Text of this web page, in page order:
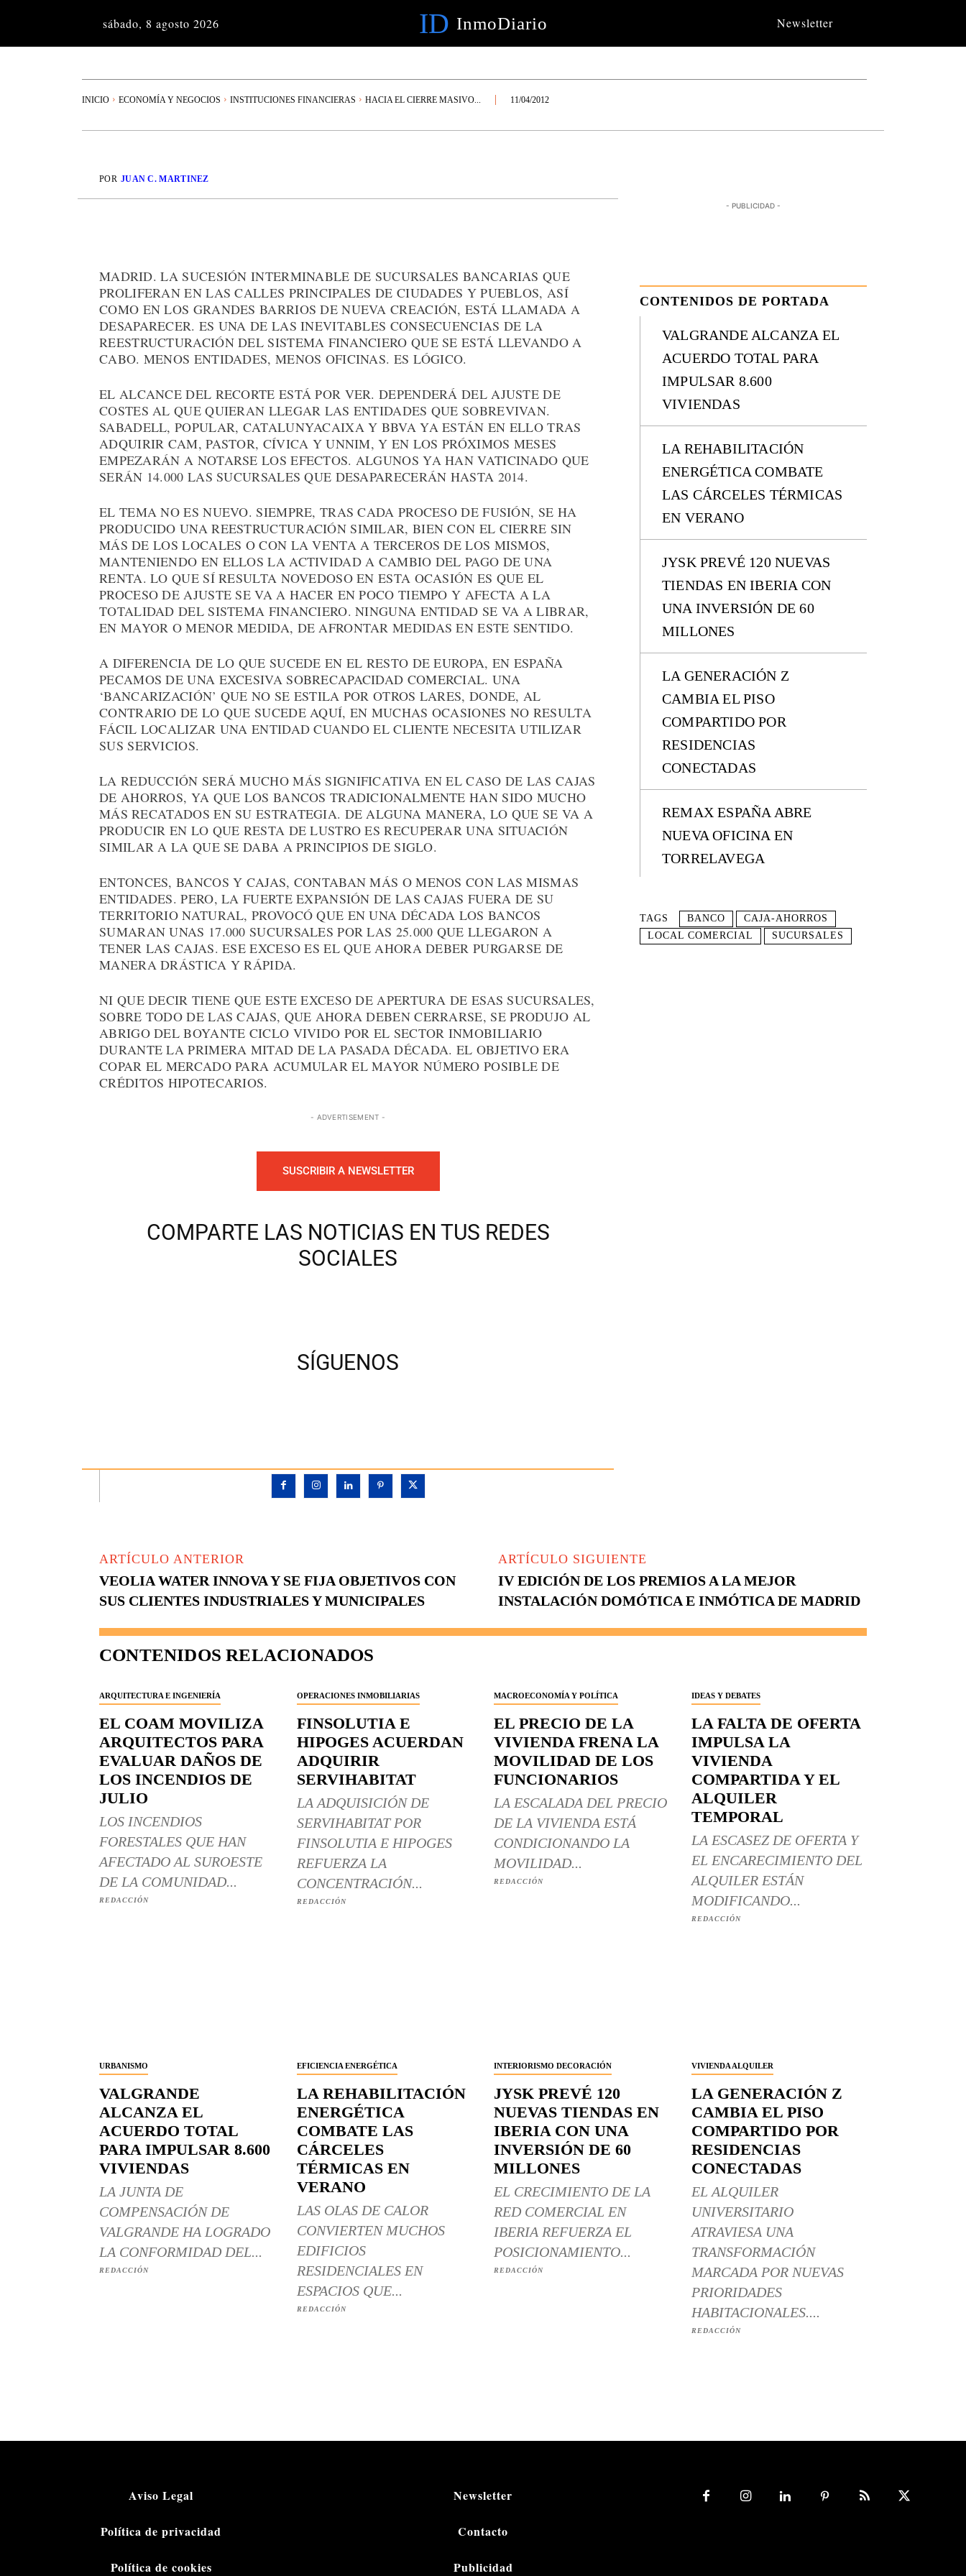
sábado, 8 agosto 2026 ID InmoDiario Newsletter
INICIO ECONOMÍA Y NEGOCIOS INSTITUCIONES FINANCIERAS HACIA EL CIERRE MASIVO... 11/04/2012
POR JUAN C. MARTINEZ
MADRID. LA SUCESIÓN INTERMINABLE DE SUCURSALES BANCARIAS QUE
PROLIFERAN EN LAS CALLES PRINCIPALES DE CIUDADES Y PUEBLOS, ASÍ
COMO EN LOS GRANDES BARRIOS DE NUEVA CREACIÓN, ESTÁ LLAMADA A
DESAPARECER. ES UNA DE LAS INEVITABLES CONSECUENCIAS DE LA
REESTRUCTURACIÓN DEL SISTEMA FINANCIERO QUE SE ESTÁ LLEVANDO A
CABO. MENOS ENTIDADES, MENOS OFICINAS. ES LÓGICO.
EL ALCANCE DEL RECORTE ESTÁ POR VER. DEPENDERÁ DEL AJUSTE DE
COSTES AL QUE QUIERAN LLEGAR LAS ENTIDADES QUE SOBREVIVAN.
SABADELL, POPULAR, CATALUNYACAIXA Y BBVA YA ESTÁN EN ELLO TRAS
ADQUIRIR CAM, PASTOR, CÍVICA Y UNNIM, Y EN LOS PRÓXIMOS MESES
EMPEZARÁN A NOTARSE LOS EFECTOS. ALGUNOS YA HAN VATICINADO QUE
SERÁN 14.000 LAS SUCURSALES QUE DESAPARECERÁN HASTA 2014.
EL TEMA NO ES NUEVO. SIEMPRE, TRAS CADA PROCESO DE FUSIÓN, SE HA
PRODUCIDO UNA REESTRUCTURACIÓN SIMILAR, BIEN CON EL CIERRE SIN
MÁS DE LOS LOCALES O CON LA VENTA A TERCEROS DE LOS MISMOS,
MANTENIENDO EN ELLOS LA ACTIVIDAD A CAMBIO DEL PAGO DE UNA
RENTA. LO QUE SÍ RESULTA NOVEDOSO EN ESTA OCASIÓN ES QUE EL
PROCESO DE AJUSTE SE VA A HACER EN POCO TIEMPO Y AFECTA A LA
TOTALIDAD DEL SISTEMA FINANCIERO. NINGUNA ENTIDAD SE VA A LIBRAR,
EN MAYOR O MENOR MEDIDA, DE AFRONTAR MEDIDAS EN ESTE SENTIDO.
A DIFERENCIA DE LO QUE SUCEDE EN EL RESTO DE EUROPA, EN ESPAÑA
PECAMOS DE UNA EXCESIVA SOBRECAPACIDAD COMERCIAL. UNA
‘BANCARIZACIÓN’ QUE NO SE ESTILA POR OTROS LARES, DONDE, AL
CONTRARIO DE LO QUE SUCEDE AQUÍ, EN MUCHAS OCASIONES NO RESULTA
FÁCIL LOCALIZAR UNA ENTIDAD CUANDO EL CLIENTE NECESITA UTILIZAR
SUS SERVICIOS.
LA REDUCCIÓN SERÁ MUCHO MÁS SIGNIFICATIVA EN EL CASO DE LAS CAJAS
DE AHORROS, YA QUE LOS BANCOS TRADICIONALMENTE HAN SIDO MUCHO
MÁS RECATADOS EN SU ESTRATEGIA. DE ALGUNA MANERA, LO QUE SE VA A
PRODUCIR EN LO QUE RESTA DE LUSTRO ES RECUPERAR UNA SITUACIÓN
SIMILAR A LA QUE SE DABA A PRINCIPIOS DE SIGLO.
ENTONCES, BANCOS Y CAJAS, CONTABAN MÁS O MENOS CON LAS MISMAS
ENTIDADES. PERO, LA FUERTE EXPANSIÓN DE LAS CAJAS FUERA DE SU
TERRITORIO NATURAL, PROVOCÓ QUE EN UNA DÉCADA LOS BANCOS
SUMARAN UNAS 17.000 SUCURSALES POR LAS 25.000 QUE LLEGARON A
TENER LAS CAJAS. ESE EXCESO ES EL QUE AHORA DEBER PURGARSE DE
MANERA DRÁSTICA Y RÁPIDA.
NI QUE DECIR TIENE QUE ESTE EXCESO DE APERTURA DE ESAS SUCURSALES,
SOBRE TODO DE LAS CAJAS, QUE AHORA DEBEN CERRARSE, SE PRODUJO AL
ABRIGO DEL BOYANTE CICLO VIVIDO POR EL SECTOR INMOBILIARIO
DURANTE LA PRIMERA MITAD DE LA PASADA DÉCADA. EL OBJETIVO ERA
COPAR EL MERCADO PARA ACUMULAR EL MAYOR NÚMERO POSIBLE DE
CRÉDITOS HIPOTECARIOS.
- ADVERTISEMENT -
SUSCRIBIR A NEWSLETTER
COMPARTE LAS NOTICIAS EN TUS REDES
SOCIALES
SÍGUENOS
- PUBLICIDAD -
CONTENIDOS DE PORTADA
VALGRANDE ALCANZA EL
ACUERDO TOTAL PARA
IMPULSAR 8.600
VIVIENDAS
LA REHABILITACIÓN
ENERGÉTICA COMBATE
LAS CÁRCELES TÉRMICAS
EN VERANO
JYSK PREVÉ 120 NUEVAS
TIENDAS EN IBERIA CON
UNA INVERSIÓN DE 60
MILLONES
LA GENERACIÓN Z
CAMBIA EL PISO
COMPARTIDO POR
RESIDENCIAS
CONECTADAS
REMAX ESPAÑA ABRE
NUEVA OFICINA EN
TORRELAVEGA
TAGS BANCO
CAJA-AHORROS
LOCAL COMERCIAL
SUCURSALES
ARTÍCULO ANTERIOR
VEOLIA WATER INNOVA Y SE FIJA OBJETIVOS CON
SUS CLIENTES INDUSTRIALES Y MUNICIPALES
ARTÍCULO SIGUIENTE
IV EDICIÓN DE LOS PREMIOS A LA MEJOR
INSTALACIÓN DOMÓTICA E INMÓTICA DE MADRID
CONTENIDOS RELACIONADOS
ARQUITECTURA E INGENIERÍA
EL COAM MOVILIZA
ARQUITECTOS PARA
EVALUAR DAÑOS DE
LOS INCENDIOS DE
JULIO
LOS INCENDIOS
FORESTALES QUE HAN
AFECTADO AL SUROESTE
DE LA COMUNIDAD...
REDACCIÓN
OPERACIONES INMOBILIARIAS
FINSOLUTIA E
HIPOGES ACUERDAN
ADQUIRIR
SERVIHABITAT
LA ADQUISICIÓN DE
SERVIHABITAT POR
FINSOLUTIA E HIPOGES
REFUERZA LA
CONCENTRACIÓN...
REDACCIÓN
MACROECONOMÍA Y POLÍTICA
EL PRECIO DE LA
VIVIENDA FRENA LA
MOVILIDAD DE LOS
FUNCIONARIOS
LA ESCALADA DEL PRECIO
DE LA VIVIENDA ESTÁ
CONDICIONANDO LA
MOVILIDAD...
REDACCIÓN
IDEAS Y DEBATES
LA FALTA DE OFERTA
IMPULSA LA
VIVIENDA
COMPARTIDA Y EL
ALQUILER
TEMPORAL
LA ESCASEZ DE OFERTA Y
EL ENCARECIMIENTO DEL
ALQUILER ESTÁN
MODIFICANDO...
REDACCIÓN
URBANISMO
VALGRANDE
ALCANZA EL
ACUERDO TOTAL
PARA IMPULSAR 8.600
VIVIENDAS
LA JUNTA DE
COMPENSACIÓN DE
VALGRANDE HA LOGRADO
LA CONFORMIDAD DEL...
REDACCIÓN
EFICIENCIA ENERGÉTICA
LA REHABILITACIÓN
ENERGÉTICA
COMBATE LAS
CÁRCELES
TÉRMICAS EN
VERANO
LAS OLAS DE CALOR
CONVIERTEN MUCHOS
EDIFICIOS
RESIDENCIALES EN
ESPACIOS QUE...
REDACCIÓN
INTERIORISMO DECORACIÓN
JYSK PREVÉ 120
NUEVAS TIENDAS EN
IBERIA CON UNA
INVERSIÓN DE 60
MILLONES
EL CRECIMIENTO DE LA
RED COMERCIAL EN
IBERIA REFUERZA EL
POSICIONAMIENTO...
REDACCIÓN
VIVIENDA ALQUILER
LA GENERACIÓN Z
CAMBIA EL PISO
COMPARTIDO POR
RESIDENCIAS
CONECTADAS
EL ALQUILER
UNIVERSITARIO
ATRAVIESA UNA
TRANSFORMACIÓN
MARCADA POR NUEVAS
PRIORIDADES
HABITACIONALES....
REDACCIÓN
Aviso Legal
Política de privacidad
Política de cookies
Newsletter
Contacto
Publicidad